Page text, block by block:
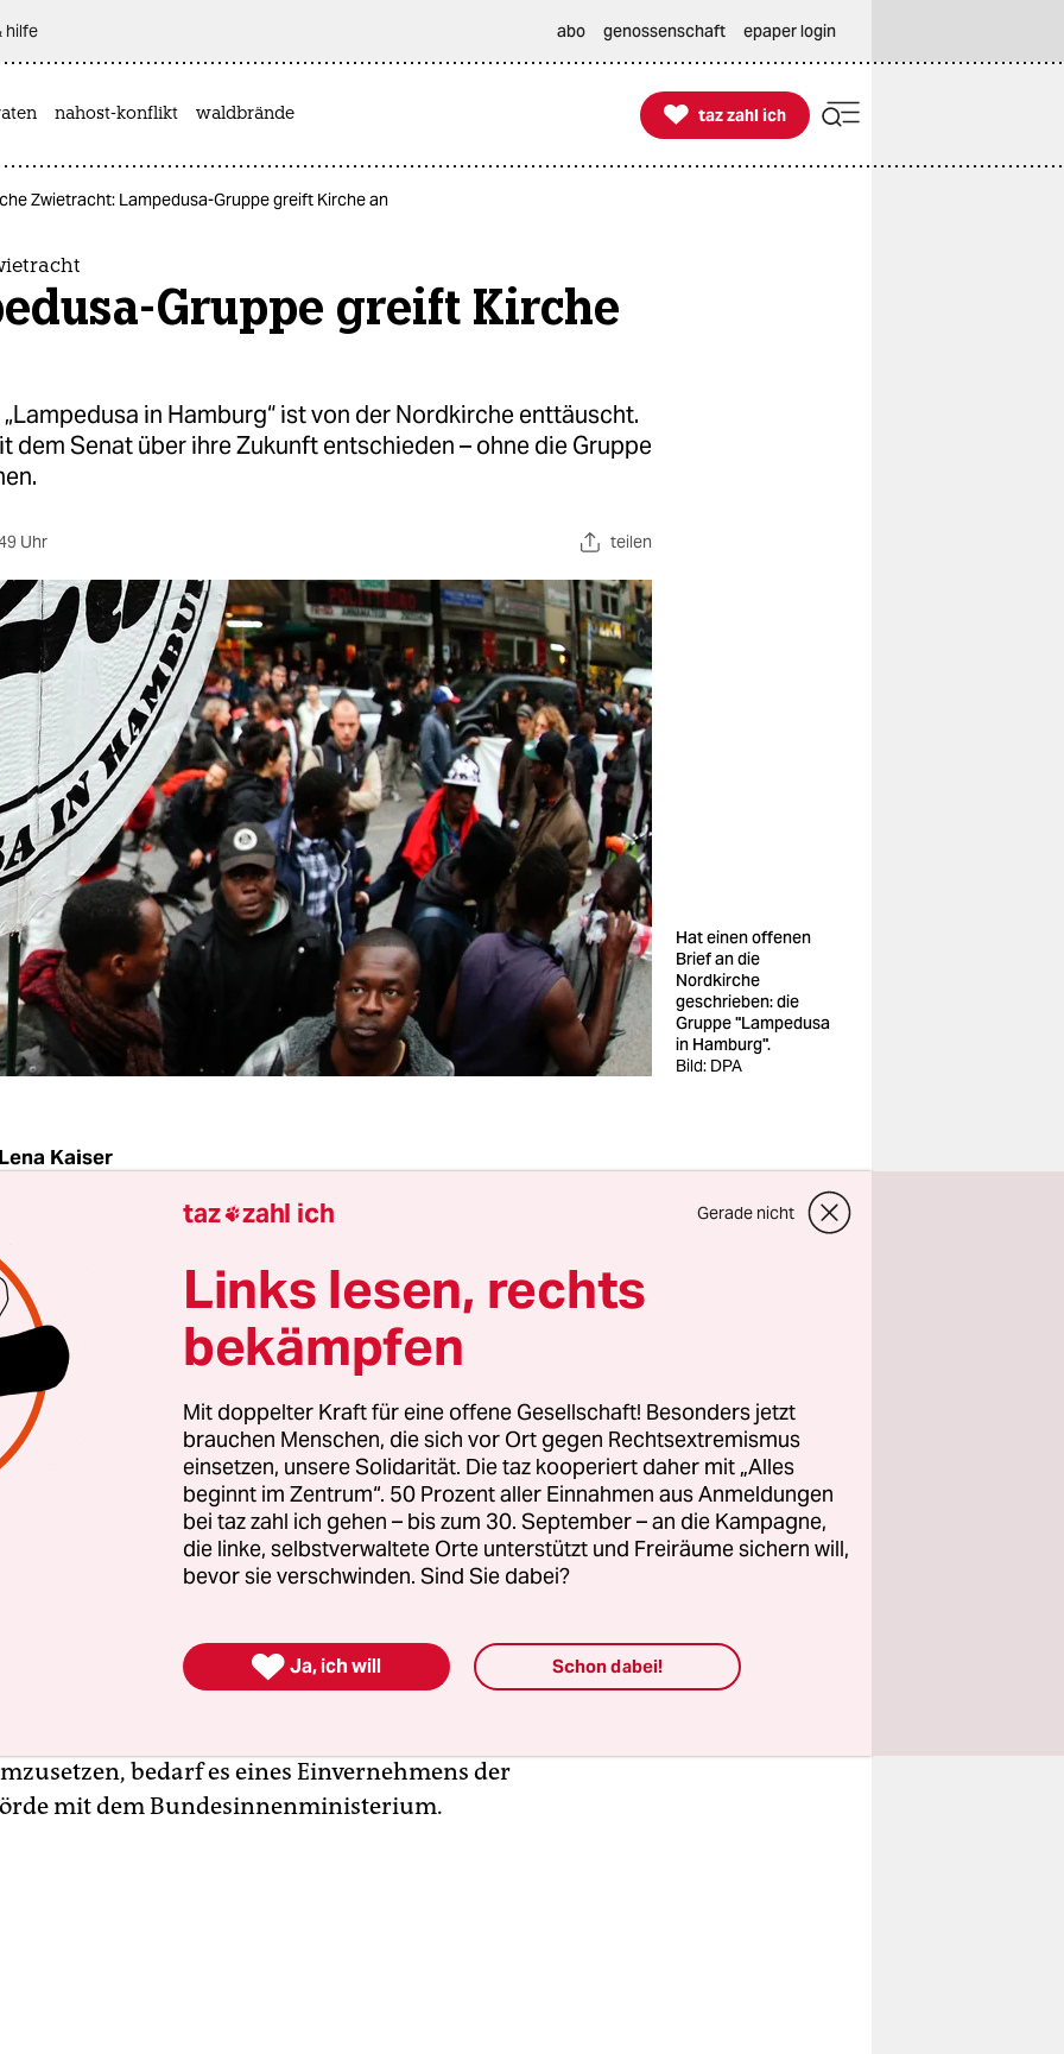
hilfe abo genossenschaft epaper login
nahost-konflikt waldbrände 
taz zahl ich
taz zahl ich
Zwietracht: Lampedusa-Gruppe greift Kirche an
Gruppe greift Kirche
in Hamburg“ ist von der Nordkirche enttäuscht.
dem Senat über ihre Zukunft entschieden – ohne die Gruppe
Uhr teilen
Hat einen offenen
Brief an die
Nordkirche
geschrieben: die
Gruppe "Lampedusa
in Hamburg".
Bild: DPA
Lena Kaiser
sich zurückgehalten. Nun übt die Gruppe „Lampedusa in
Kritik am Verhalten der Nordkirche. In einemoffenen Brief
der 300 Afrikaner der Bischofskanzlei vor, über ihre
mit dem Senat über ihr Schicksal entschieden zu haben.
diese Anschuldigung für unhaltbar. Sie sieht sich nach
Rolle des Vermittlers zwischen den Flüchtlingen und
Senat.
es zwischen der Kirche und der Lampedusa-Gruppe vor
über die strategischen Ziele. Beide Parteien teilen
geforderte Gruppenlösung nach Paragraf 23 des
bedarf es eines Einvernehmens der
mit dem Bundesinnenministerium.
taz zahl ich Gerade nicht
Links lesen, rechts
bekämpfen
Mit doppelter Kraft für eine offene Gesellschaft! Besonders jetzt
brauchen Menschen, die sich vor Ort gegen Rechtsextremismus
einsetzen, unsere Solidarität. Die taz kooperiert daher mit „Alles
beginnt im Zentrum“. 50 Prozent aller Einnahmen aus Anmeldungen
bei taz zahl ich gehen – bis zum 30. September – an die Kampagne,
die linke, selbstverwaltete Orte unterstützt und Freiräume sichern will,
bevor sie verschwinden. Sind Sie dabei?
 Ja, ich will Schon dabei!